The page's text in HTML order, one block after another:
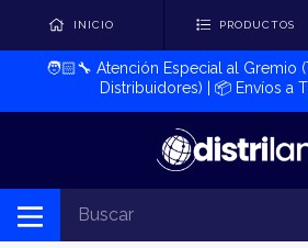
INICIO PRODUCTOS
🧑🏻‍🔧​ Atención Especial al Gremio
Distribuidores) | 📦​ Envíos a